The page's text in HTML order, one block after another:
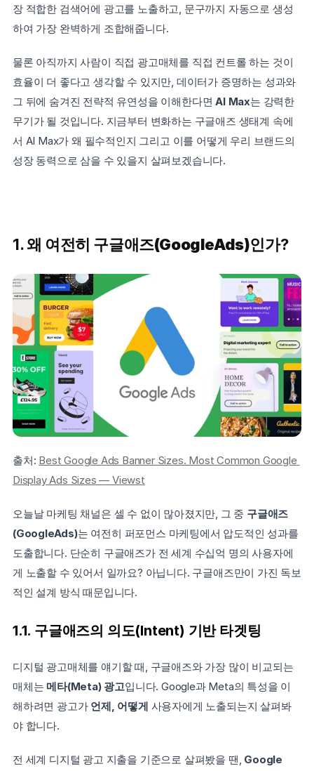
장 적합한 검색어에 광고를 노출하고, 문구까지 자동으로 생성
하여 가장 완벽하게 조합해줍니다.
물론 아직까지 사람이 직접 광고매체를 직접 컨트롤 하는 것이
효율이 더 좋다고 생각할 수 있지만, 데이터가 증명하는 성과와
그 뒤에 숨겨진 전략적 유연성을 이해한다면 AI Max는 강력한
무기가 될 것입니다. 지금부터 변화하는 구글애즈 생태계 속에
서 AI Max가 왜 필수적인지 그리고 이를 어떻게 우리 브랜드의
성장 동력으로 삼을 수 있을지 살펴보겠습니다.
1. 왜 여전히 구글애즈(GoogleAds)인가?
출처: Best Google Ads Banner Sizes. Most Common Google
Display Ads Sizes — Viewst
오늘날 마케팅 채널은 셀 수 없이 많아졌지만, 그 중 구글애즈
(GoogleAds)는 여전히 퍼포먼스 마케팅에서 압도적인 성과를
도출합니다. 단순히 구글애즈가 전 세계 수십억 명의 사용자에
게 노출할 수 있어서 일까요? 아닙니다. 구글애즈만이 가진 독보
적인 설계 방식 때문입니다.
1.1. 구글애즈의 의도(Intent) 기반 타겟팅
디지털 광고매체를 얘기할 때, 구글애즈와 가장 많이 비교되는
매체는 메타(Meta) 광고입니다. Google과 Meta의 특성을 이
해하려면 광고가 언제, 어떻게 사용자에게 노출되는지 살펴봐
야 합니다.
전 세계 디지털 광고 지출을 기준으로 살펴봤을 땐, Google